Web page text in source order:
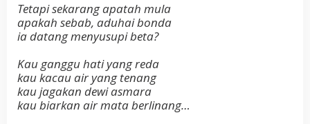
Tetapi sekarang apatah mula
apakah sebab, aduhai bonda
ia datang menyusupi beta?
Kau ganggu hati yang reda
kau kacau air yang tenang
kau jagakan dewi asmara
kau biarkan air mata berlinang…